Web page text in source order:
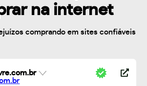
na internet
comprando em sites confiáveis